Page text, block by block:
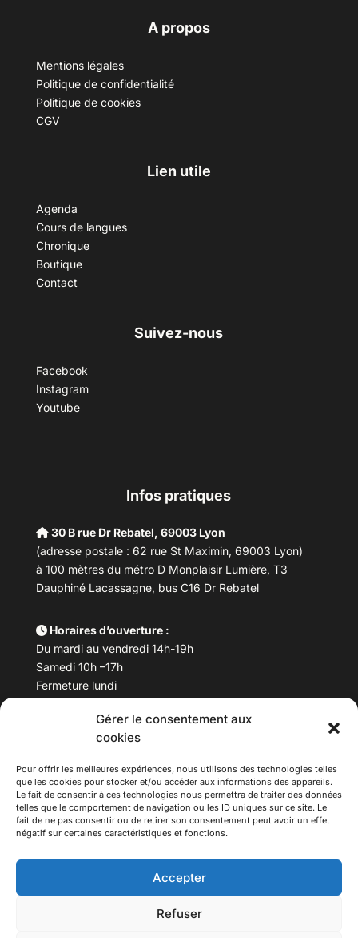
Gérer le consentement aux
cookies
Pour offrir les meilleures expériences, nous utilisons des technologies telles
que les cookies pour stocker et/ou accéder aux informations des appareils.
Le fait de consentir à ces technologies nous permettra de traiter des données
telles que le comportement de navigation ou les ID uniques sur ce site. Le
fait de ne pas consentir ou de retirer son consentement peut avoir un effet
négatif sur certaines caractéristiques et fonctions.
Accepter
Refuser
A propos
Mentions légales
Politique de confidentialité
Politique de cookies
CGV
Lien utile
Agenda
Cours de langues
Chronique
Boutique
Contact
Suivez-nous
Facebook
Instagram
Youtube
Infos pratiques
30 B rue Dr Rebatel, 69003 Lyon
(adresse postale : 62 rue St Maximin, 69003 Lyon)
à 100 mètres du métro D Monplaisir Lumière, T3
Dauphiné Lacassagne, bus C16 Dr Rebatel
Horaires d’ouverture :
Du mardi au vendredi 14h-19h
Samedi 10h –17h
Fermeture lundi
Téléphone : 04 78 53 06 40
maisondesculturesasiatiques@asiexpo.com